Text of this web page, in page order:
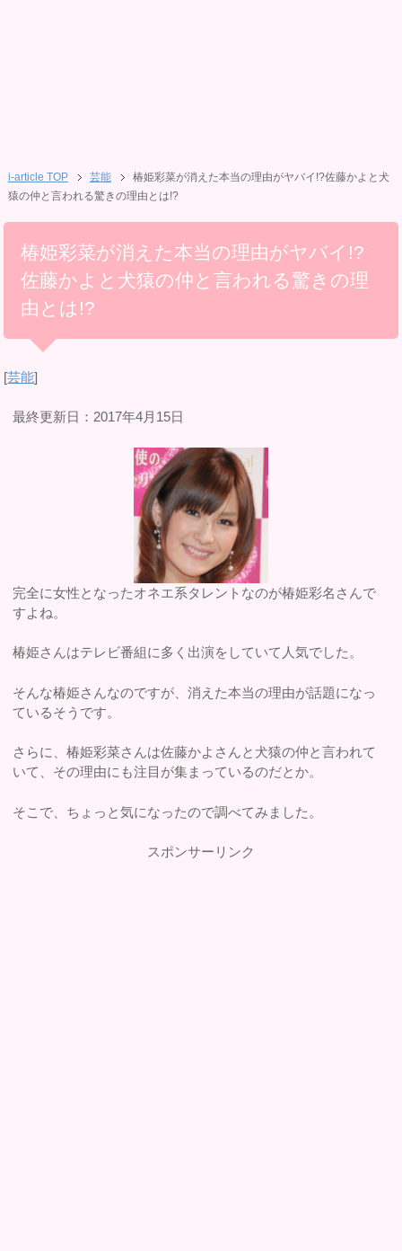
i-article TOP 芸能
椿姫彩菜が消えた本当の理由がヤバイ!?佐藤かよと犬
猿の仲と言われる驚きの理由とは!?
椿姫彩菜が消えた本当の理由がヤバイ!?
佐藤かよと犬猿の仲と言われる驚きの理
由とは!?
[芸能]
最終更新日：2017年4月15日
完全に女性となったオネエ系タレントなのが椿姫彩名さんで
すよね。
椿姫さんはテレビ番組に多く出演をしていて人気でした。
そんな椿姫さんなのですが、消えた本当の理由が話題になっ
ているそうです。
さらに、椿姫彩菜さんは佐藤かよさんと犬猿の仲と言われて
いて、その理由にも注目が集まっているのだとか。
そこで、ちょっと気になったので調べてみました。
スポンサーリンク